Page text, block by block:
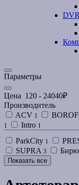
Параметры
Цена 120 - 24040₽
Производитель
ACV 1
1 Intro 1
ParkCity 1
SUPRA 3
Показать все